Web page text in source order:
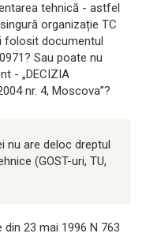
tehnică - astfel
organizație TC
folosit documentul
Sau poate nu
- „DECIZIA
nr. 4, Moscova”?
nu are deloc dreptul
(GOST-uri, TU,
23 mai 1996 N 763